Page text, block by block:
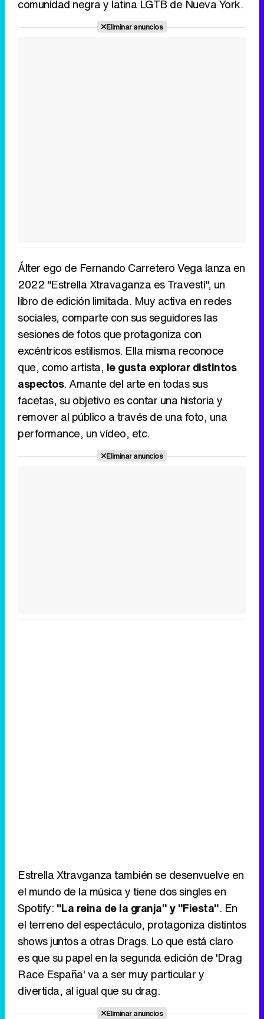
comunidad negra y latina LGTB de Nueva York.
Eliminar anuncios
Álter ego de Fernando Carretero Vega lanza en
2022 "Estrella Xtravaganza es Travestí", un
libro de edición limitada. Muy activa en redes
sociales, comparte con sus seguidores las
sesiones de fotos que protagoniza con
excéntricos estilismos. Ella misma reconoce
que, como artista, le gusta explorar distintos
aspectos. Amante del arte en todas sus
facetas, su objetivo es contar una historia y
remover al público a través de una foto, una
performance, un vídeo, etc.
Eliminar anuncios
Estrella Xtravganza también se desenvuelve en
el mundo de la música y tiene dos singles en
Spotify: "La reina de la granja" y "Fiesta". En
el terreno del espectáculo, protagoniza distintos
shows juntos a otras Drags. Lo que está claro
es que su papel en la segunda edición de 'Drag
Race España' va a ser muy particular y
divertida, al igual que su drag.
Eliminar anuncios